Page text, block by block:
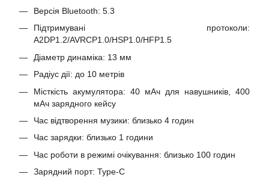
Версія Bluetooth: 5.3
Підтримувані протоколи:
A2DP1.2/AVRCP1.0/HSP1.0/HFP1.5
Діаметр динаміка: 13 мм
Радіус дії: до 10 метрів
Місткість акумулятора: 40 мАч для навушників, 400
мАч зарядного кейсу
Час відтворення музики: близько 4 годин
Час зарядки: близько 1 години
Час роботи в режимі очікування: близько 100 годин
Зарядний порт: Type-C